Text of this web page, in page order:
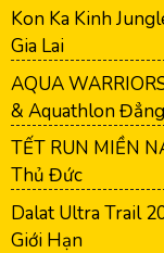
Kon Ka Kinh
Gia Lai
AQUA
& Aquathlon
TẾT RUN MIỀN
Thủ Đức
Dalat Ultra Trail
Giới Hạn